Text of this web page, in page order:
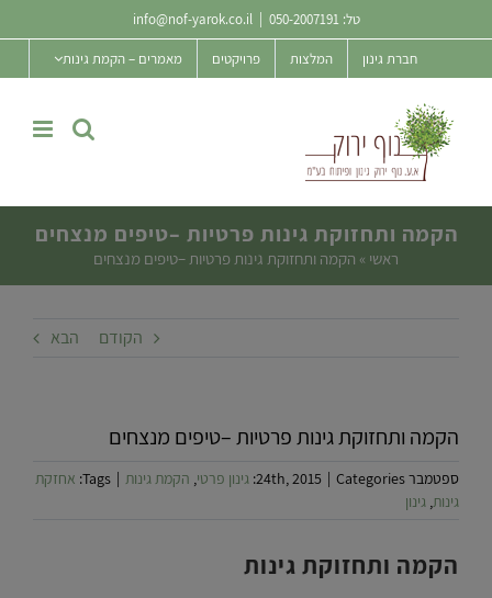
to
טל:050-2007191
info@nof-yarok.co.il
חברת גינון המלצות פרויקטים מאמרים – הקמת גינות
הקמה ותחזוקת גינות פרטיות –טיפים מנצחים
ראשי » הקמה ותחזוקת גינות פרטיות –טיפים מנצחים
הקודם הבא
הקמה ותחזוקת גינות פרטיות –טיפים מנצחים
ספטמבר 24th, 2015 | Categories: גינון פרטי הקמת גינות |
Tags: אחזקת
גינות גינון
הקמה ותחזוקת גינות